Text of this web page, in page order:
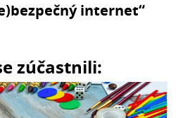
internet“
zúčastnili: